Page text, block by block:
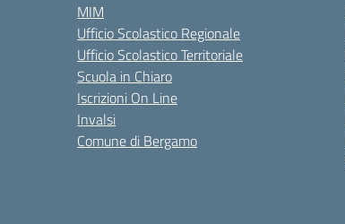
MIM
Ufficio Scolastico Regionale
Ufficio Scolastico Territoriale
Scuola in Chiaro
Iscrizioni On Line
Invalsi
Comune di Bergamo